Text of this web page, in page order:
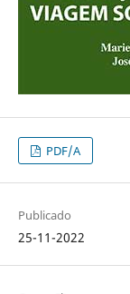
PDF/A
Publicado
25-11-2022